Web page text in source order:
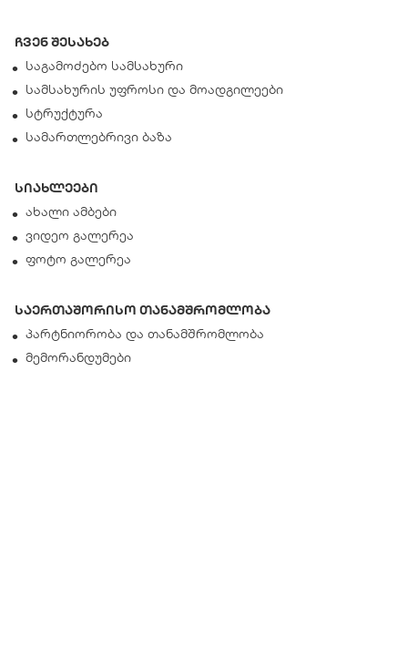
ჩვენ შესახებ
საგამოძებო სამსახური
სამსახურის უფროსი და მოადგილეები
სტრუქტურა
სამართლებრივი ბაზა
სიახლეები
ახალი ამბები
ვიდეო გალერეა
ფოტო გალერეა
საერთაშორისო თანამშრომლობა
პარტნიორობა და თანამშრომლობა
მემორანდუმები